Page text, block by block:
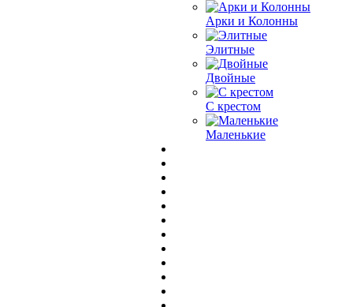
Арки и Колонны
Элитные
Двойные
С крестом
Маленькие